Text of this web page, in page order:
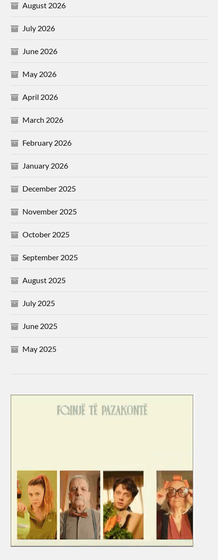
August 2026
July 2026
June 2026
May 2026
April 2026
March 2026
February 2026
January 2026
December 2025
November 2025
October 2025
September 2025
August 2025
July 2025
June 2025
May 2025